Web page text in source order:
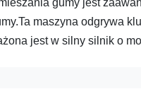
gumy jest
maszyna odgrywa
jest w silny silnik o